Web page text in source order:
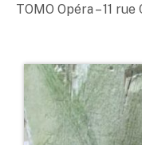
TOMO Opéra – 11